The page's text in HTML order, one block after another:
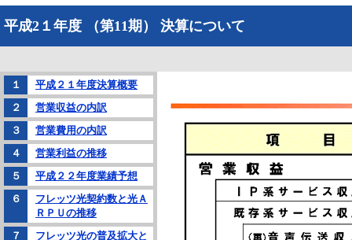
平成2１年度 （第11期） 決算について
１
平成２１年度決算概要
２
営業収益の内訳
３
営業費用の内訳
４
営業利益の推移
５
平成２２年度業績予想
６
フレッツ光契約数と光Ａ
ＲＰＵの推移
７
フレッツ光の普及拡大と